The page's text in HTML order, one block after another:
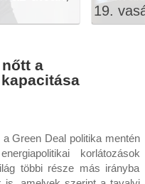
19.
a
Green Deal politika mentén
korlátozások
többi része más irányba